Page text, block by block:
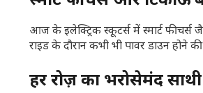
आज के इलेक्ट्रिक स्कूटर्स में स्मार्ट फीचर्स
राइड के दौरान कभी भी पावर डाउन होने
हर रोज़ का भरोसेमंद साथी